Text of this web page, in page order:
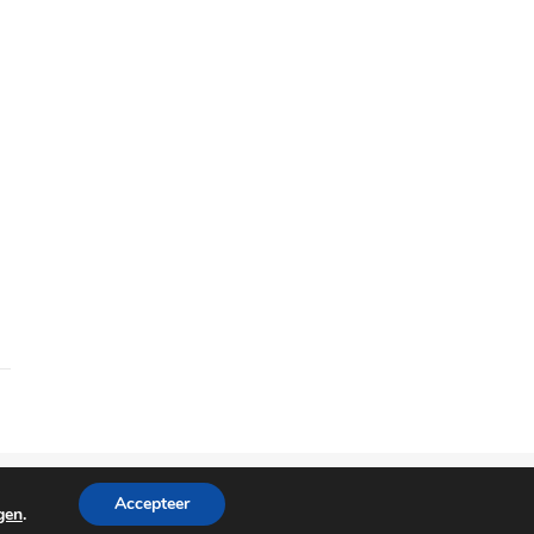
Copyright © 2025
. Accepteer